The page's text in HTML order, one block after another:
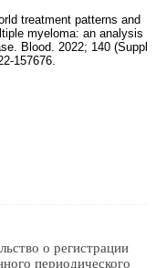
treatment patterns and
myeloma: an analysis
Blood. 2022; 140 (Suppl
157676.
о регистрации
периодического